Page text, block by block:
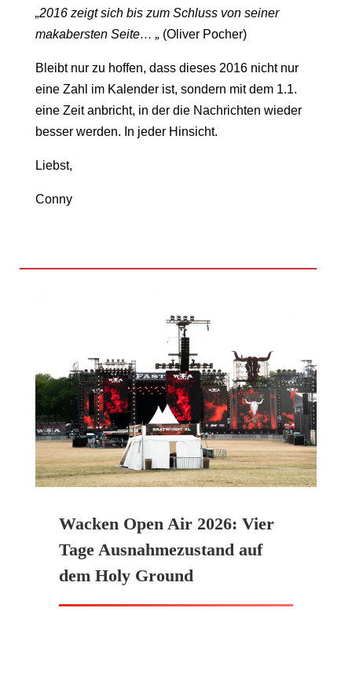
„2016 zeigt sich bis zum Schluss von seiner
makabersten Seite… „(Oliver Pocher)
Bleibt nur zu hoffen, dass dieses 2016 nicht nur
eine Zahl im Kalender ist, sondern mit dem 1.1.
eine Zeit anbricht, in der die Nachrichten wieder
besser werden. In jeder Hinsicht.
Liebst,
Conny
Wacken Open Air 2026: Vier
Tage Ausnahmezustand auf
dem Holy Ground